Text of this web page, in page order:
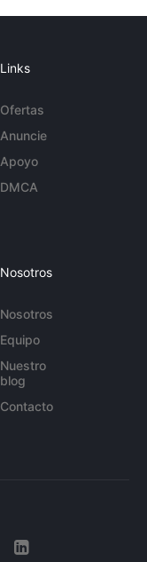
Links
Ofertas
Anuncie
Apoyo
DMCA
Nosotros
Nosotros
Equipo
Nuestro
blog
Contacto